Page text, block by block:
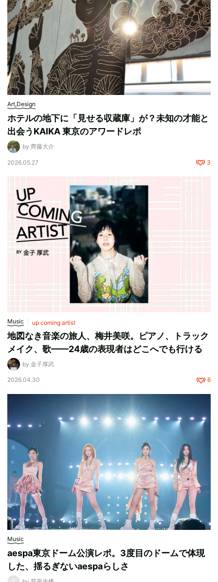
Art,Design
ホテルの地下に「見せる収蔵庫」が？未知の才能と
出会うKAIKA 東京のアワードレポ
by 齊藤大介
2026.05.27 3
Music up coming artist
地図なき音楽の旅人、梅井美咲。ピアノ、トラック
メイク、歌——24歳の表現者はどこへでも行ける
by 金子厚武
2026.04.30 6
Music
aespa東京ドーム公演レポ。3度目のドームで体現
した、揺るぎないaespaらしさ